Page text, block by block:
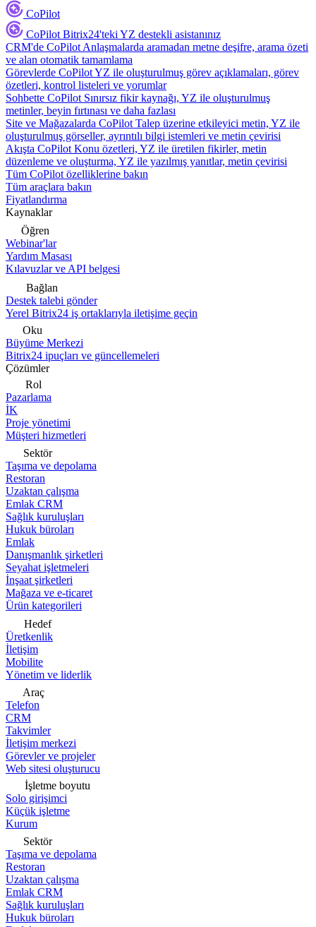
CoPilot
CoPilot Bitrix24'teki YZ destekli asistanınız
CRM'de CoPilot Anlaşmalarda aramadan metne deşifre, arama özeti
ve alan otomatik tamamlama
Görevlerde CoPilotYZ ile oluşturulmuş görev açıklamaları, görev
özetleri, kontrol listeleri ve yorumlar
Sohbette CoPilot Sınırsız fikir kaynağı, YZ ile oluşturulmuş
metinler, beyin fırtınası ve daha fazlası
Site ve Mağazalarda CoPilot Talep üzerine etkileyici metin, YZ ile
oluşturulmuş görseller, ayrıntılı bilgi istemleri ve metin çevirisi
Akışta CoPilot Konu özetleri, YZ ile üretilen fikirler, metin
düzenleme ve oluşturma, YZ ile yazılmış yanıtlar, metin çevirisi
Tüm CoPilot özelliklerine bakın
Tüm araçlara bakın
Fiyatlandırma
Kaynaklar
Öğren
Webinar'lar
Yardım Masası
Kılavuzlar ve API belgesi
Bağlan
Destek talebi gönder
Yerel Bitrix24 iş ortaklarıyla iletişime geçin
Oku
Büyüme Merkezi
Bitrix24 ipuçları ve güncellemeleri
Çözümler
Rol
Pazarlama
İK
Proje yönetimi
Müşteri hizmetleri
Sektör
Taşıma ve depolama
Restoran
Uzaktan çalışma
Emlak CRM
Sağlık kuruluşları
Hukuk büroları
Emlak
Danışmanlık şirketleri
Seyahat işletmeleri
İnşaat şirketleri
Mağaza ve e-ticaret
Ürün kategorileri
Hedef
Üretkenlik
İletişim
Mobilite
Yönetim ve liderlik
Araç
Telefon
CRM
Takvimler
İletişim merkezi
Görevler ve projeler
Web sitesi oluşturucu
İşletme boyutu
Solo girişimci
Küçük işletme
Kurum
Sektör
Taşıma ve depolama
Restoran
Uzaktan çalışma
Emlak CRM
Sağlık kuruluşları
Hukuk büroları